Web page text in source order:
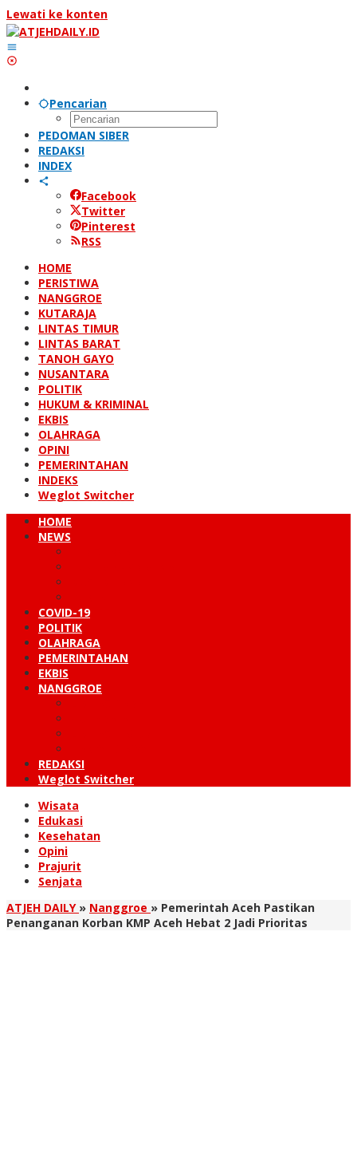
Lewati ke konten
Pencarian
PEDOMAN SIBER
REDAKSI
INDEX
Facebook
Twitter
Pinterest
RSS
HOME
PERISTIWA
NANGGROE
KUTARAJA
LINTAS TIMUR
LINTAS BARAT
TANOH GAYO
NUSANTARA
POLITIK
HUKUM & KRIMINAL
EKBIS
OLAHRAGA
OPINI
PEMERINTAHAN
INDEKS
Weglot Switcher
HOME
NEWS
COVID-19
POLITIK
OLAHRAGA
PEMERINTAHAN
EKBIS
NANGGROE
REDAKSI
Weglot Switcher
Wisata
Edukasi
Kesehatan
Opini
Prajurit
Senjata
ATJEH DAILY » Nanggroe » ‎Pemerintah Aceh Pastikan
Penanganan Korban KMP Aceh Hebat 2 Jadi Prior‎itas